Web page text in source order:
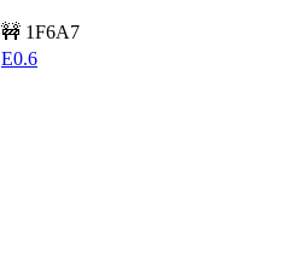
🚧 1F6A7
E0.6